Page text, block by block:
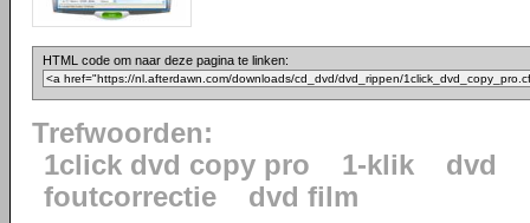
HTML code om naar deze pagina te linken:
Trefwoorden:
1click dvd copy pro
1-klik dvd
foutcorrectie
dvd film